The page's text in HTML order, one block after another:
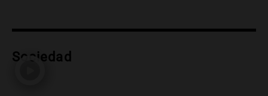
negativas por sus redes sociales
Episodios
Sociedad